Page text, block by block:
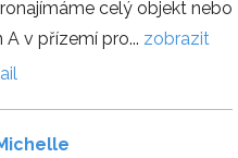
celý objekt nebo
v přízemí pro... zobrazit